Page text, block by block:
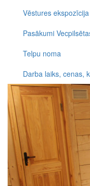
Vēstures ekspozīcija
Pasākumi
Telpu noma
Darba laiks, cenas,